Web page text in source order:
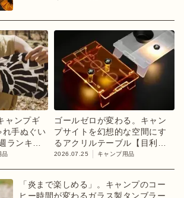
ャンプギ
れ手ぬぐい
ランキン
品
ゴールゼロが変わる。キャン
プサイトを幻想的な空間にす
るアクリルテーブル【目利き
のキャンプギア】
2026.07.25 キャンプ用品
「炎まで楽しめる」。キャンプのコー
ヒー時間が変わるガラス製タンブラー